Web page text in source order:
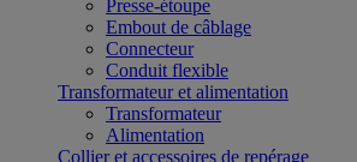
Presse-étoupe
Embout de câblage
Connecteur
Conduit flexible
Transformateur et alimentation
Transformateur
Alimentation
Collier et accessoires de repérage